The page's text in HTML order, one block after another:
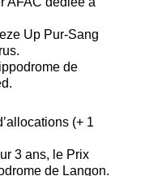
Up Pur-Sang
de
(+ 1
3 ans, le Prix
de Langon.